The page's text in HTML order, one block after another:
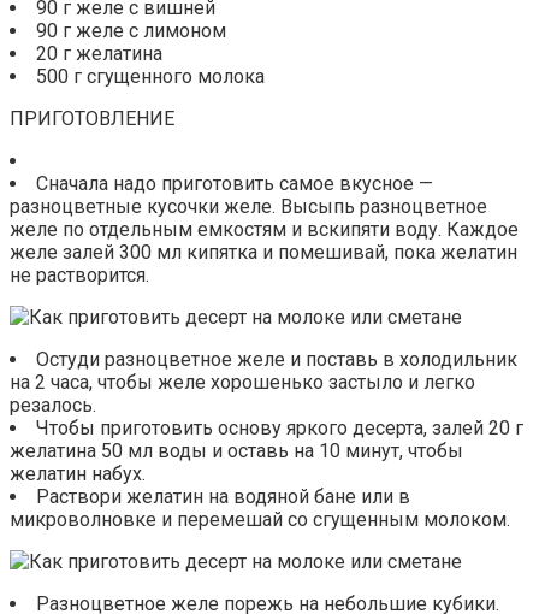
90 г желе с вишней
90 г желе с лимоном
20 г желатина
500 г сгущенного молока
ПРИГОТОВЛЕНИЕ
Сначала надо приготовить самое вкусное —
разноцветные кусочки желе. Высыпь разноцветное
желе по отдельным емкостям и вскипяти воду. Каждое
желе залей 300 мл кипятка и помешивай, пока желатин
не растворится.
Остуди разноцветное желе и поставь в холодильник
на 2 часа, чтобы желе хорошенько застыло и легко
резалось.
Чтобы приготовить основу яркого десерта, залей 20 г
желатина 50 мл воды и оставь на 10 минут, чтобы
желатин набух.
Раствори желатин на водяной бане или в
микроволновке и перемешай со сгущенным молоком.
Разноцветное желе порежь на небольшие кубики.